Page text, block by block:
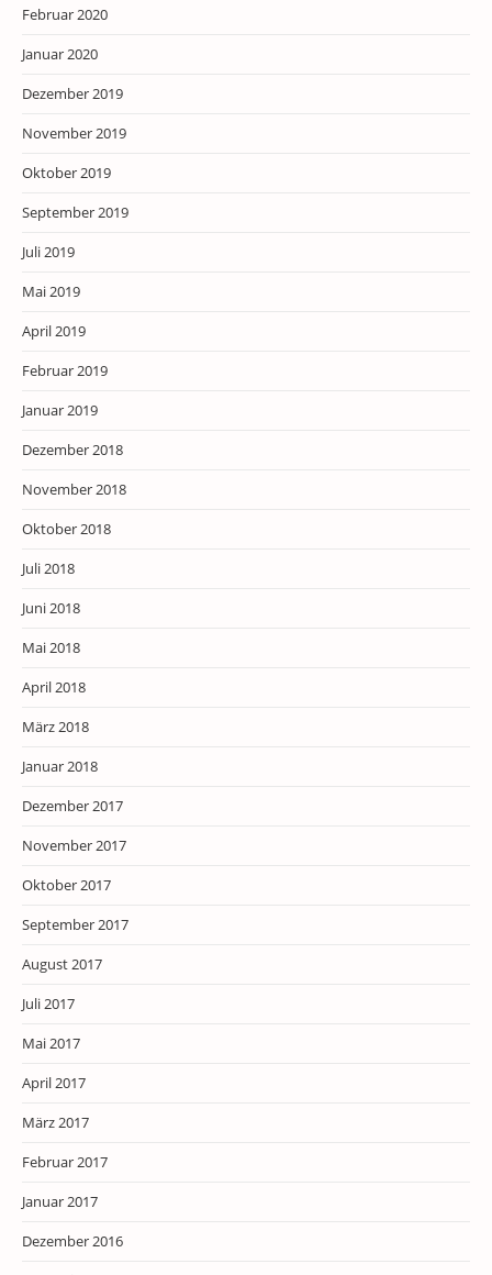
Februar 2020
Januar 2020
Dezember 2019
November 2019
Oktober 2019
September 2019
Juli 2019
Mai 2019
April 2019
Februar 2019
Januar 2019
Dezember 2018
November 2018
Oktober 2018
Juli 2018
Juni 2018
Mai 2018
April 2018
März 2018
Januar 2018
Dezember 2017
November 2017
Oktober 2017
September 2017
August 2017
Juli 2017
Mai 2017
April 2017
März 2017
Februar 2017
Januar 2017
Dezember 2016